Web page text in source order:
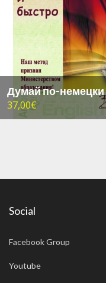
Думай по-немецки
37,00€
Social
Facebook Group
Youtube